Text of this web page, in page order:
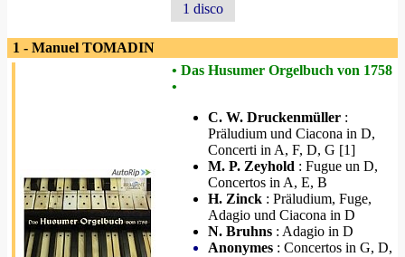
1 disco
1 - Manuel TOMADIN
• Das Husumer Orgelbuch von 1758
•
C. W. Druckenmüller :
Präludium und Ciacona in D,
Concerti in A, F, D, G [1]
M. P. Zeyhold : Fugue un D,
Concertos in A, E, B
H. Zinck : Präludium, Fuge,
Adagio und Ciacona in D
N. Bruhns : Adagio in D
Anonymes : Concertos in G, D,